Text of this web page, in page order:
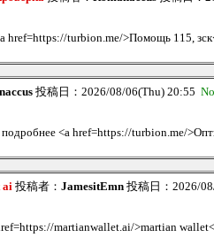
href=https://turbion.me/>Помощь 115,
投稿日：2026/08/06(Thu) 20:55
<a href=https://turbion.me/
ai 投稿者： JamesitEmn 投稿日：2026/
martianwallet.ai/>martian